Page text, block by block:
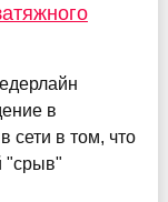
в
сети в том, что
"срыв"